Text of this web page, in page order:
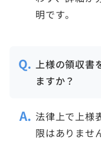
明です。
上様の領収書
ますか？
法律上で上様
限はありませ